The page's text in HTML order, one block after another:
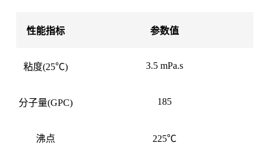
性能指标 参数值
粘度(25℃) 3.5 mPa.s
分子量(GPC) 185
沸点 225℃